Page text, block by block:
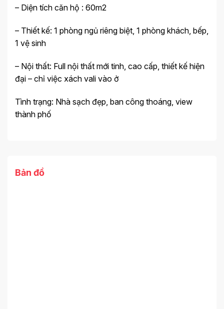
– Diện tích căn hộ : 60m2
– Thiết kế: 1 phòng ngủ riêng biệt, 1 phòng khách, bếp,
1 vệ sinh
– Nội thất: Full nội thất mới tinh, cao cấp, thiết kế hiện
đại – chỉ việc xách vali vào ở
Tình trạng: Nhà sạch đẹp, ban công thoáng, view
thành phố
Bản đồ